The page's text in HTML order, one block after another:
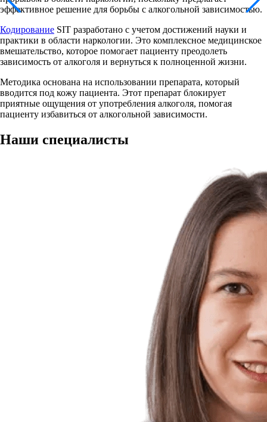
эффективное решение для борьбы с алкогольной зависимостью.
Кодирование SIT разработано с учетом достижений науки и
практики в области наркологии. Это комплексное медицинское
вмешательство, которое помогает пациенту преодолеть
зависимость от алкоголя и вернуться к полноценной жизни.
Методика основана на использовании препарата, который
вводится под кожу пациента. Этот препарат блокирует
приятные ощущения от употребления алкоголя, помогая
пациенту избавиться от алкогольной зависимости.
Наши специалисты